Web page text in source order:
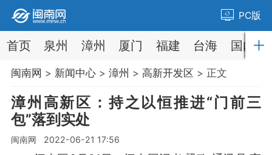
PC版
首页 泉州 漳州 厦门 福建 台海 国内
闽南网 > 新闻中心> 漳州 > 高新开发区 > 正文
漳州高新区：持之以恒推进“门前三
包”落到实处
闽南网 2022-06-21 17:56